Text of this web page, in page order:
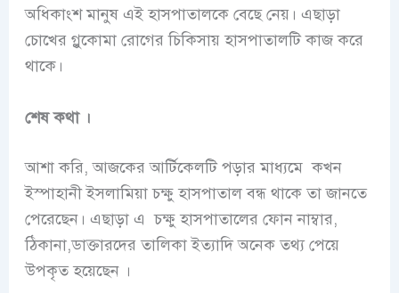
অধিকাংশ মানুষ এই হাসপাতালকে বেছে নেয়। এছাড়া
চোখের গ্লুকোমা রোগের চিকিসায় হাসপাতালটি কাজ করে
থাকে।
শেষ কথা ।
আশা করি, আজকের আর্টিকেলটি পড়ার মাধ্যমে কখন
ইস্পাহানী ইসলামিয়া চক্ষু হাসপাতাল বন্ধ থাকে তা জানতে
পেরেছেন। এছাড়া এ চক্ষু হাসপাতালের ফোন নাম্বার,
ঠিকানা,ডাক্তারদের তালিকা ইত্যাদি অনেক তথ্য পেয়ে
উপকৃত হয়েছেন ।